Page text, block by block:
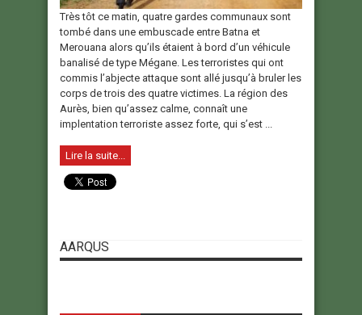
Très tôt ce matin, quatre gardes communaux sont
tombé dans une embuscade entre Batna et
Merouana alors qu’ils étaient à bord d’un véhicule
banalisé de type Mégane. Les terroristes qui ont
commis l’abjecte attaque sont allé jusqu’à bruler les
corps de trois des quatre victimes. La région des
Aurès, bien qu’assez calme, connaît une
implentation terroriste assez forte, qui s’est ...
Lire la suite...
AARQUS